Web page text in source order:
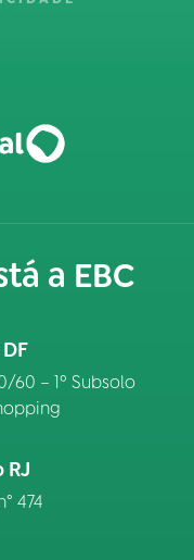
a EBC
60 – 1º Subsolo
RJ
474